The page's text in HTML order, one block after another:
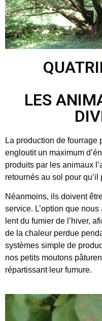
LES
La production de fourrage
engloutit un maximum
produits par les animaux
retournés au sol pour
Néanmoins, ils doivent
service. L’option que
lent du fumier de l’hiver,
de la chaleur perdue
systèmes simple de
nos petits moutons
répartissant leur fumure.